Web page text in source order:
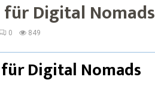
Digital Nomads
0 849
Digital Nomads